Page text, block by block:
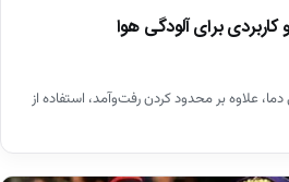
برای آلودگی هوا
علاوه بر محدود کردن رفت‌وآمد، استفاده از